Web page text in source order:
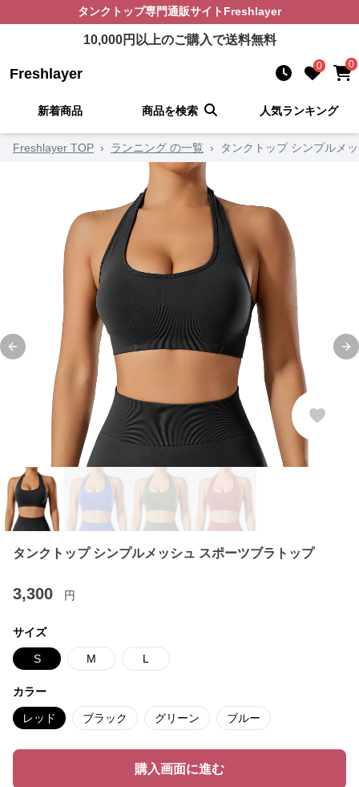
タンクトップ専門通販サイト Freshlayer
10,000円以上のご購入で送料無料
Freshlayer 0 0
新着商品 商品を検索 人気ランキング
Freshlayer TOP › ランニング の一覧 › タンクトップ シンプルメ
Previous slide
タンクトップ シンプルメッシュ スポーツブラトップ
3,300 円
サイズ
S M L
カラー
レッド ブラック グリーン ブルー
購入画面に進む